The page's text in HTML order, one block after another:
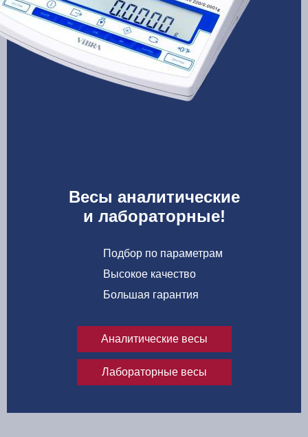
Весы аналитические
и лабораторные!
Подбор по параметрам
Высокое качество
Большая гарантия
Аналитические весы
Лабораторные весы